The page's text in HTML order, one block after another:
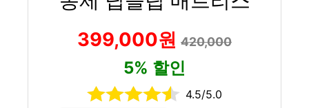
399,000원 420,000
5% 할인
4.5/5.0